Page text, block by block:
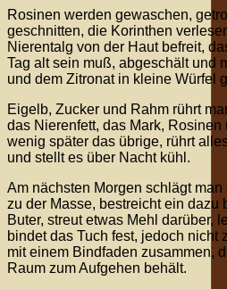
Rosinen werden gewaschen,
geschnitten, die Korinthen
Nierentalg von der Haut befreit,
Tag alt sein muß, abgeschält und
und dem Zitronat in kleine Würfel
Eigelb, Zucker und Rahm rührt
das Nierenfett, das Mark,
wenig später das übrige, rührt
und stellt es über Nacht kühl.
Am nächsten Morgen schlägt
zu der Masse, bestreicht ein dazu
Buter, streut etwas Mehl darüber,
bindet das Tuch fest, jedoch nicht
mit einem Bindfaden zusammen,
Raum zum Aufgehen behält.